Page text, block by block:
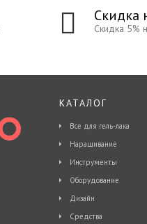
Скидка
Скидка 5%
КАТАЛОГ
Все для гель-лака
Наращивание
Инструменты
Оборудование
Дизайн
Средства